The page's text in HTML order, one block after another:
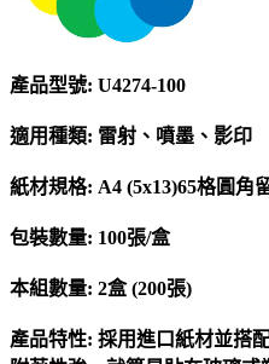
產品型號: U4274-100
適用種類: 雷射、噴墨、影印
紙材規格: A4 (5x13)65格圓角
包裝數量: 100張/盒
本組數量: 2盒 (200張)
產品特性: 採用進口紙材並搭